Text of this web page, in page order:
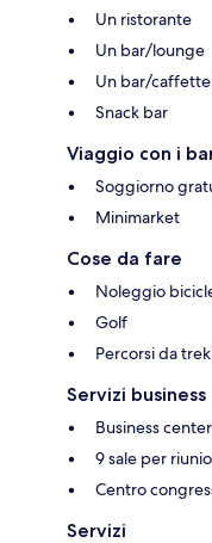
Un ristorante
Un bar/lounge
Un bar/
Snack bar
Viaggio con i
Soggiorno
Minimarket
Cose da fare
Noleggio
Golf
Percorsi da
Servizi business
Business
9 sale per
Centro
Servizi